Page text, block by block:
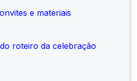
e materiais
roteiro da celebração